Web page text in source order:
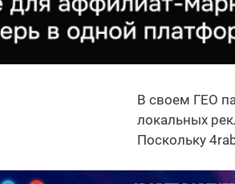
В своем ГЕО
локальных
Поскольку